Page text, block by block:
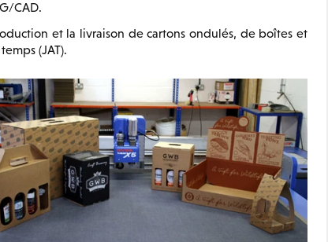
CAD.
et la livraison de cartons ondulés, de boîtes et
(JAT).